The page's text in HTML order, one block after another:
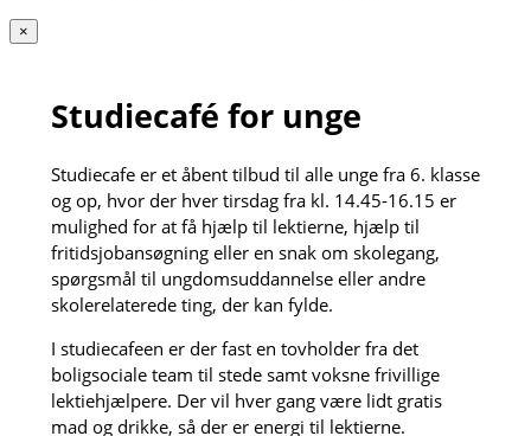
×
Studiecafé for unge
Studiecafe er et åbent tilbud til alle unge fra 6. klasse
og op, hvor der hver tirsdag fra kl. 14.45-16.15 er
mulighed for at få hjælp til lektierne, hjælp til
fritidsjobansøgning eller en snak om skolegang,
spørgsmål til ungdomsuddannelse eller andre
skolerelaterede ting, der kan fylde.
I studiecafeen er der fast en tovholder fra det
boligsociale team til stede samt voksne frivillige
lektiehjælpere. Der vil hver gang være lidt gratis
mad og drikke, så der er energi til lektierne.